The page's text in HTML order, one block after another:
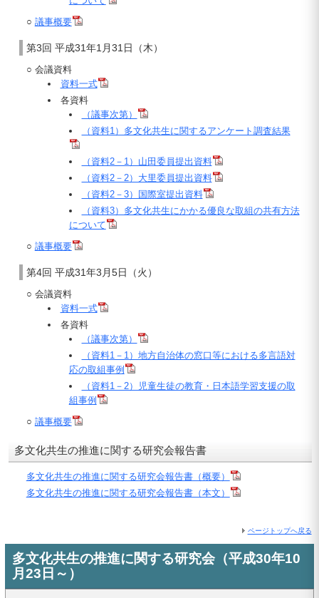
○ 議事概要
第3回 平成31年1月31日（木）
○ 会議資料
資料一式
各資料
（議事次第）
（資料1）多文化共生に関するアンケート調査結果
（資料2－1）山田委員提出資料
（資料2－2）大里委員提出資料
（資料2－3）国際室提出資料
（資料3）多文化共生にかかる優良な取組の共有方法
について
○ 議事概要
第4回 平成31年3月5日（火）
○ 会議資料
資料一式
各資料
（議事次第）
（資料1－1）地方自治体の窓口等における多言語対
応の取組事例
（資料1－2）児童生徒の教育・日本語学習支援の取
組事例
○ 議事概要
多文化共生の推進に関する研究会報告書
多文化共生の推進に関する研究会報告書（概要）
多文化共生の推進に関する研究会報告書（本文）
ページトップへ戻る
多文化共生の推進に関する研究会（平成30年10
月23日～）